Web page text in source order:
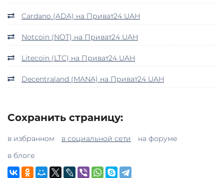
Cardano (ADA) на Приват24 UAH
Notcoin (NOT) на Приват24 UAH
Litecoin (LTC) на Приват24 UAH
Decentraland (MANA) на Приват24 UAH
Сохранить страницу:
в избранном в социальной сети
на форуме
в блоге